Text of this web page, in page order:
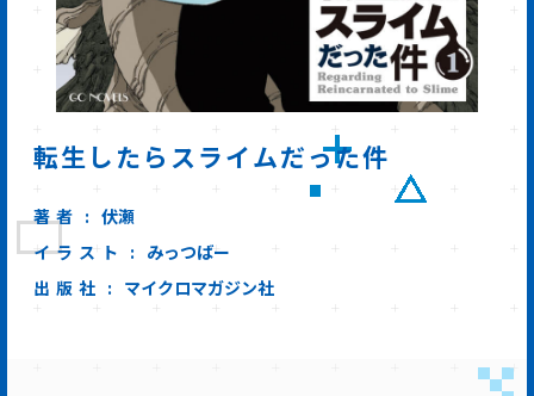
転生したらスライムだった件
著者
伏瀬
イラスト
みっつばー
出版社
マイクロマガジン社